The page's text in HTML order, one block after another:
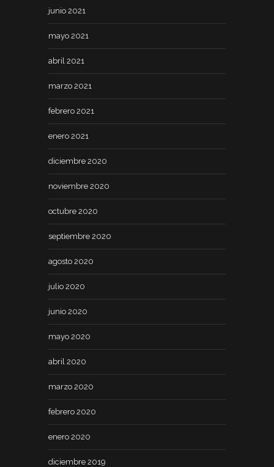
junio 2021
mayo 2021
abril 2021
marzo 2021
febrero 2021
enero 2021
diciembre 2020
noviembre 2020
octubre 2020
septiembre 2020
agosto 2020
julio 2020
junio 2020
mayo 2020
abril 2020
marzo 2020
febrero 2020
enero 2020
diciembre 2019